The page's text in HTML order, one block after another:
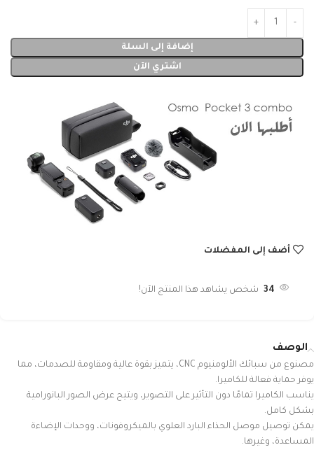
إضافة إلى السلة
اشتري الآن
أضف إلى المفضلات
34 شخص يشاهد هذا المنتج الآن!
الوصف
مصنوع من سبائك الألومنيوم CNC، يتميز بقوة عالية ومقاومة للصدمات، مما
يوفر حماية فعالة للكاميرا.
يناسب الكاميرا تمامًا دون التأثير على التصوير، ويتيح عرض الصور البانورامية
بشكل كامل.
يمكن توصيل موصل الحذاء البارد العلوي بالميكروفونات، ووحدات الإضاءة
المساعدة، وغيرها.